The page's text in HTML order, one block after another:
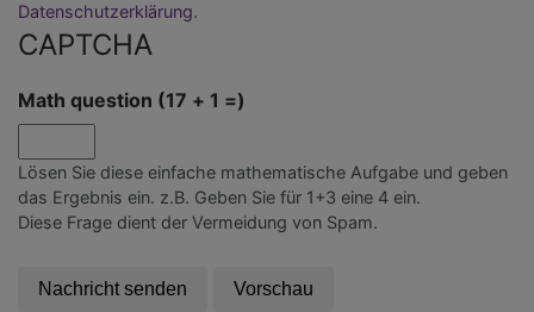
Datenschutzerklärung.
CAPTCHA
Math question (17 + 1 =)
Lösen Sie diese einfache mathematische Aufgabe und geben
das Ergebnis ein. z.B. Geben Sie für 1+3 eine 4 ein.
Diese Frage dient der Vermeidung von Spam.